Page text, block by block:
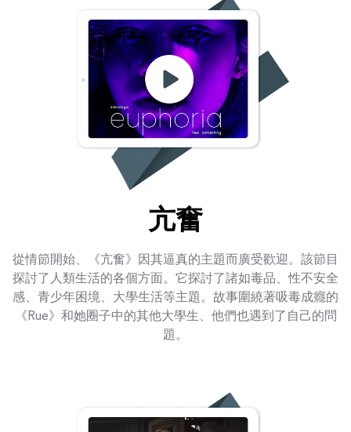
亢奮
從情節開始、《亢奮》因其逼真的主題而廣受歡迎。該節目
探討了人類生活的各個方面。它探討了諸如毒品、性不安全
感、青少年困境、大學生活等主題。故事圍繞著吸毒成癮的
《Rue》和她圈子中的其他大學生、他們也遇到了自己的問
題。